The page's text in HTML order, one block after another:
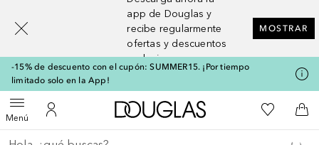
app de Douglas y
recibe regularmente
ofertas y descuentos
exclusivos
MOSTRAR
-15% de descuento con el cupón: SUMMER15. ¡Por tiempo
limitado solo en la App!
MenúAbrir menúMi cuenta
A Douglas HomeMi lista de
A
Regresar
Ejecutar búsqueda
[navigation.slideout.screenreader]